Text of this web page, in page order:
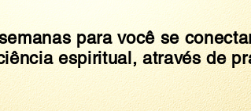
para você se
espiritual, através de